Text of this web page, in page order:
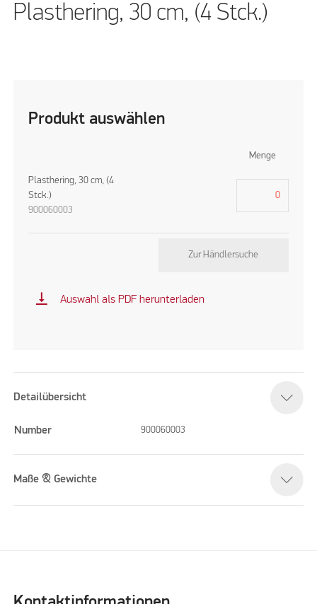
Plasthering, 30 cm, (4 Stck.)
Produkt auswählen
Menge
Plasthering, 30 cm, (4
Stck.)
900060003
Zur Händlersuche
vertical_align_bottom Auswahl als PDF herunterladen
Detailübersicht
Number 900060003
Maße & Gewichte